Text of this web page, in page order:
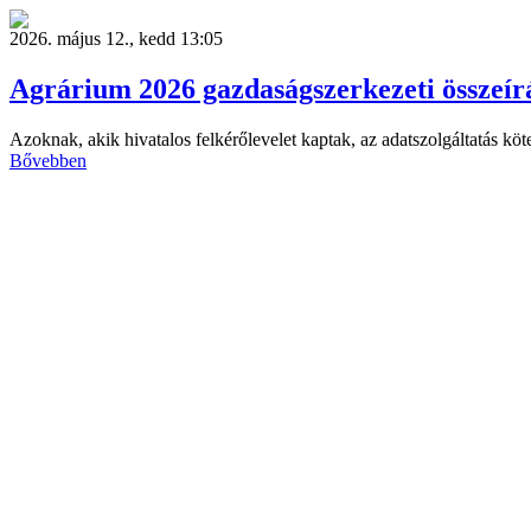
2026. május 12., kedd 13:05
Agrárium 2026 gazdaságszerkezeti
Azoknak, akik hivatalos felkérőlevelet kaptak, az adatszolgáltatás
Bővebben